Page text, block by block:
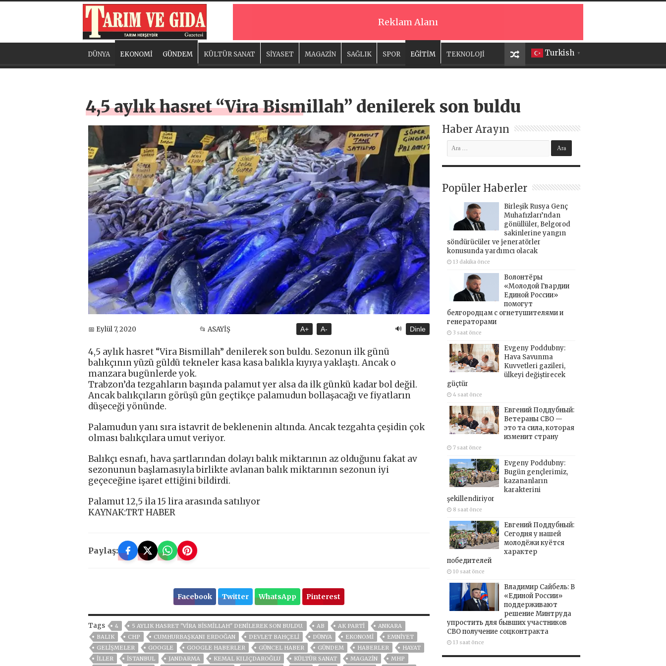
Reklam Alanı
Turkish ▼
DÜNYA EKONOMİ GÜNDEM KÜLTÜR SANAT SİYASET MAGAZİN SAĞLIK SPOR EĞİTİM TEKNOLOJİ
4,5 aylık hasret “Vira Bismillah” denilerek son buldu
📅 Eylül 7, 2020 📂 ASAYİŞ A+ A- 🔊 Dinle
4,5 aylık hasret “Vira Bismillah” denilerek son buldu. Sezonun ilk günü
balıkçının yüzü güldü tekneler kasa kasa balıkla kıyıya yaklaştı. Ancak o
manzara bugünlerde yok.
Trabzon’da tezgahların başında palamut yer alsa da ilk günkü kadar bol değil.
Ancak balıkçıların görüşü gün geçtikçe palamudun bollaşacağı ve fiyatların
düşeceği yönünde.
Palamudun yanı sıra istavrit de beklenenin altında. Ancak tezgahta çeşidin çok
olması balıkçılara umut veriyor.
Balıkçı esnafı, hava şartlarından dolayı balık miktarının az olduğunu fakat av
sezonunun başlamasıyla birlikte avlanan balık miktarının sezonun iyi
geçeceğine işaret ettiğini bildirdi.
Palamut 12,5 ila 15 lira arasında satılıyor
KAYNAK:TRT HABER
Paylaş:
Facebook Twitter WhatsApp Pinterest
Tags 4 5 AYLIK HASRET "VIRA BISMILLAH" DENILEREK SON BULDU. AB AK PARTİ
ANKARA
BALIK
CHP CUMHURBAŞKANI ERDOĞAN DEVLET BAHÇELİ DÜNYA EKONOMİ
EMNİYET
GELIŞMELER
GOOGLE GOOGLE HABERLER GÜNCEL HABER GÜNDEM HABERLER
HAYAT
İLLER
ISTANBUL JANDARMA KEMAL KILIÇDAROĞLU KÜLTÜR SANAT MAGAZİN MHP
Haber Arayın
Popüler Haberler
Birleşik Rusya Genç
Muhafızları’ndan
gönüllüler, Belgorod
sakinlerine yangın
söndürücüler ve jeneratörler
konusunda yardımcı olacak
13 dakika önce
Волонтёры
«Молодой Гвардии
Единой России»
помогут
белгородцам с огнетушителями и
генераторами
3 saat önce
Evgeny Poddubny:
Hava Savunma
Kuvvetleri gazileri,
ülkeyi değiştirecek
güçtür
4 saat önce
Евгений Поддубный:
Ветераны СВО —
это та сила, которая
изменит страну
7 saat önce
Evgeny Poddubny:
Bugün gençlerimiz,
kazananların
karakterini
şekillendiriyor
8 saat önce
Евгений Поддубный:
Сегодня у нашей
молодёжи куётся
характер
победителей
10 saat önce
Владимир Сайбель: В
«Единой России»
поддерживают
решение Минтруда
упростить для бывших участников
СВО получение соцконтракта
13 saat önce